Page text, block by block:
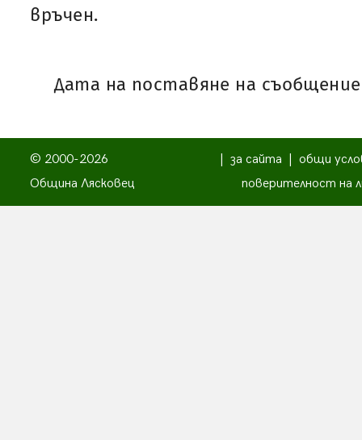
връчен.
Дата на поставяне на
© 2000-2026
Община Лясковец
за сайта
общи
поверителност на